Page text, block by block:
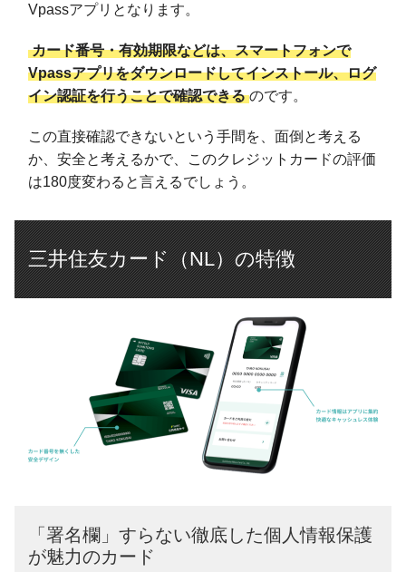
Vpassアプリとなります。
カード番号・有効期限などは、スマートフォンで
Vpassアプリをダウンロードしてインストール、ログ
イン認証を行うことで確認できる のです。
この直接確認できないという手間を、面倒と考える
か、安全と考えるかで、このクレジットカードの評価
は180度変わると言えるでしょう。
三井住友カード（NL）の特徴
「署名欄」すらない徹底した個人情報保護
が魅力のカード